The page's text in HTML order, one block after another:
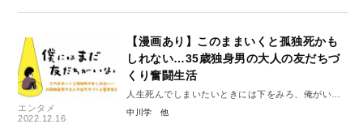
エンタメ
2022.12.16
【漫画あり】このままいくと孤独死かも
しれない…35歳独身男の大人の友だちづ
くり奮闘生活
人生死んでしまいたいときには下をみろ、俺がいる
#3
中川学